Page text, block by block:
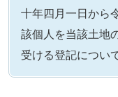
十年四月一日から
該個人を当該土地
受ける登記につい